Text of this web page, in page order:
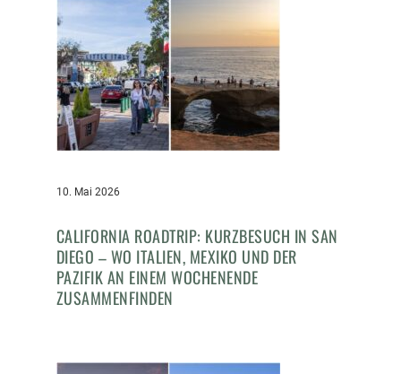
10. Mai 2026
CALIFORNIA ROADTRIP: KURZBESUCH IN SAN
DIEGO – WO ITALIEN, MEXIKO UND DER
PAZIFIK AN EINEM WOCHENENDE
ZUSAMMENFINDEN